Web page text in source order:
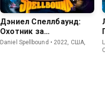
Дэниел Спеллбаунд:
Охотник за
волшебством
Daniel Spellbound • 2022, США,